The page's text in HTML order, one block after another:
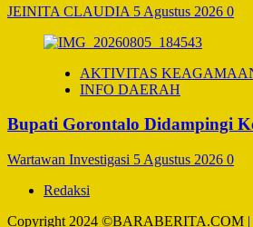
JEINITA CLAUDIA 5 Agustus 2026 0
AKTIVITAS
INFO DAERAH
Bupati Gorontalo Didampingi
Wartawan Investigasi 5 Agustus 2026 0
Redaksi
Copyright 2024 ©BARABERITA.COM |